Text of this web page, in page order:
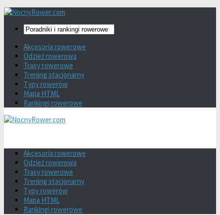
Akcesoria rowerowe
Odzież rowerowa
Trasy rowerowe
Trening stacjonarny
Typy rowerów
Mapa HTML
Rankingi rowerowe
Akcesoria rowerowe
Odzież rowerowa
Trasy rowerowe
Trening stacjonarny
Typy rowerów
Mapa HTML
Rankingi rowerowe